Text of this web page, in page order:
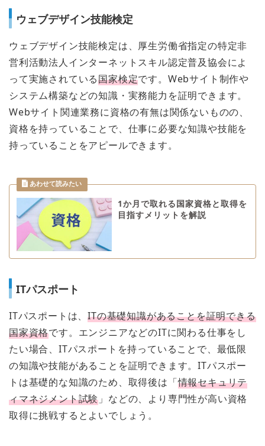
ウェブデザイン技能検定
ウェブデザイン技能検定は、厚生労働省指定の特定非
営利活動法人インターネットスキル認定普及協会によ
って実施されている国家検定です。Webサイト制作や
システム構築などの知識・実務能力を証明できます。
Webサイト関連業務に資格の有無は関係ないものの、
資格を持っていることで、仕事に必要な知識や技能を
持っていることをアピールできます。
1か月で取れる国家資格と取得を
目指すメリットを解説
ITパスポート
ITパスポートは、ITの基礎知識があることを証明できる
国家資格です。エンジニアなどのITに関わる仕事をし
たい場合、ITパスポートを持っていることで、最低限
の知識や技能があることを証明できます。ITパスポー
トは基礎的な知識のため、取得後は「情報セキュリテ
ィマネジメント試験 」などの、より専門性が高い資格
取得に挑戦するとよいでしょう。